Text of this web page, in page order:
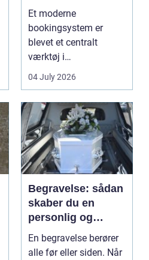
klinikhverdag
Et moderne
bookingsystem er
blevet et centralt
værktøj i
sundhedssektoren.
Klinikker, praksis og
beh...
04 July 2026
Begravelse: sådan
skaber du en
personlig og
respektfuld afsked
En begravelse berører
alle før eller siden. Når